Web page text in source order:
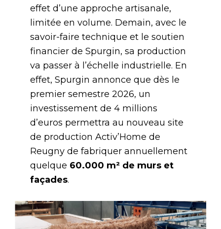
effet d’une approche artisanale,
limitée en volume. Demain, avec le
savoir-faire technique et le soutien
financier de Spurgin, sa production
va passer à l’échelle industrielle. En
effet, Spurgin annonce que dès le
premier semestre 2026, un
investissement de 4 millions
d’euros permettra au nouveau site
de production Activ’Home de
Reugny de fabriquer annuellement
quelque 60.000 m² de murs et
façades.